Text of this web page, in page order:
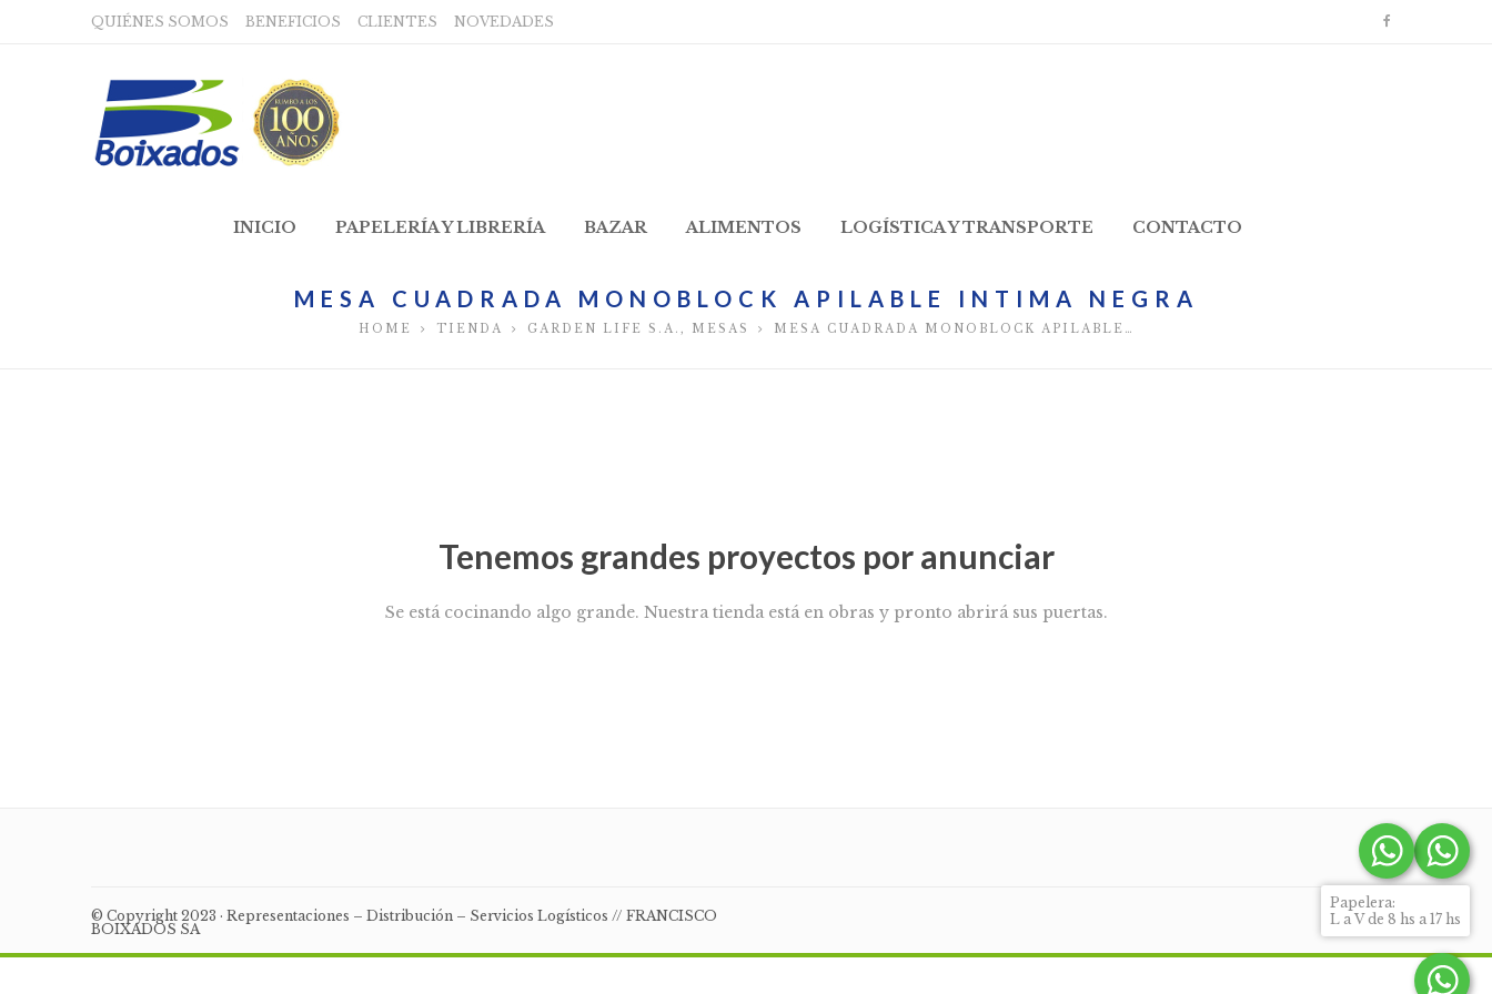
QUIÉNES SOMOS BENEFICIOS CLIENTES NOVEDADES
INICIO PAPELERÍA Y LIBRERÍA BAZAR ALIMENTOS LOGÍSTICA Y TRANSPORTE CONTACTO
MESA CUADRADA MONOBLOCK APILABLE INTIMA NEGRA
HOME TIENDA GARDEN LIFE S.A. , MESAS MESA CUADRADA MONOBLOCK APILABLE…
Tenemos grandes proyectos por anunciar
Se está cocinando algo grande. Nuestra tienda está en obras y pronto abrirá sus puertas.
© Copyright 2023 · Representaciones – Distribución – Servicios Logísticos // FRANCISCO
BOIXADOS SA
Papelera:
L a V de 8 hs a 17 hs